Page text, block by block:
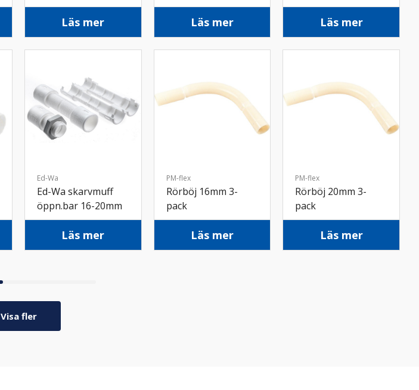
Läs mer Läs mer Läs mer
Ed-Wa
Ed-Wa skarvmuff
öppn.bar 16-20mm
Läs mer
PM-flex
Rörböj 16mm 3-
pack
Läs mer
PM-flex
Rörböj 20mm 3-
pack
Läs mer
Visa fler